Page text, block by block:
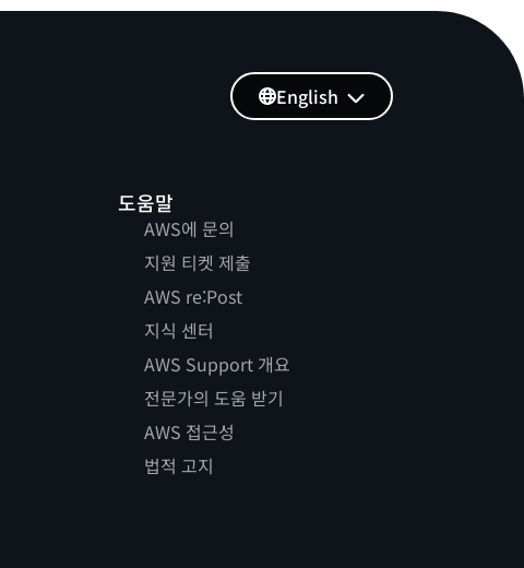
도움말
AWS에 문의
지원 티켓 제출
AWS re:Post
지식 센터
AWS Support 개요
전문가의 도움 받기
AWS 접근성
법적 고지
English